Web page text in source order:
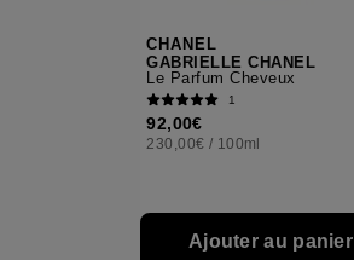
CHANEL
GABRIELLE CHANEL
Le Parfum Cheveux
1
92,00€
230,00€ / 100ml
Ajouter au panier